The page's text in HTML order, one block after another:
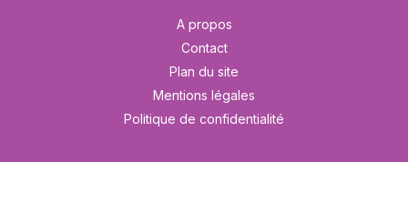
A propos
Contact
Plan du site
Mentions légales
Politique de confidentialité